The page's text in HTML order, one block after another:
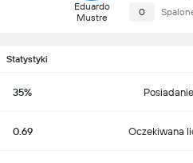
Eduardo
Mustre
0
Statystyki
35% Posiadanie
0.69 Oczekiwana